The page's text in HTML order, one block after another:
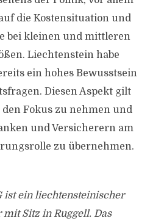
die Kostensituation und
bei kleinen und mittleren
Liechtenstein habe
ein hohes Bewusstsein
Diesen Aspekt gilt
Fokus zu nehmen und
und Versicherern am
zu übernehmen.
ist ein liechtensteinischer
Sitz in Ruggell. Das